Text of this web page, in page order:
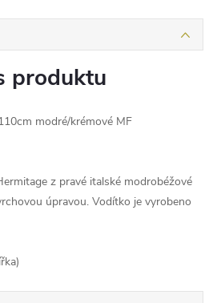
produktu
modré/krémové MF
z pravé italské modrobéžové
úpravou. Vodítko je vyrobeno